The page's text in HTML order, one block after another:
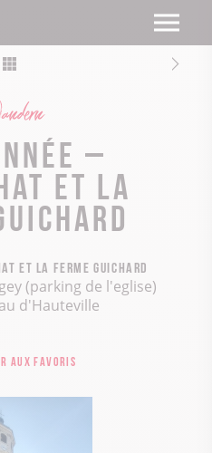
–
et la
et la ferme Guichard
(parking de l'eglise)
d'Hauteville
aux favoris